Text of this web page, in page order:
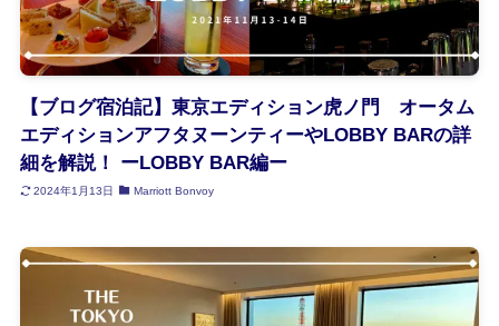
【ブログ宿泊記】東京エディション虎ノ門 オータム
エディションアフタヌーンティーやLOBBY BARの詳
細を解説！ ーLOBBY BAR編ー
2024年1月13日 Marriott Bonvoy